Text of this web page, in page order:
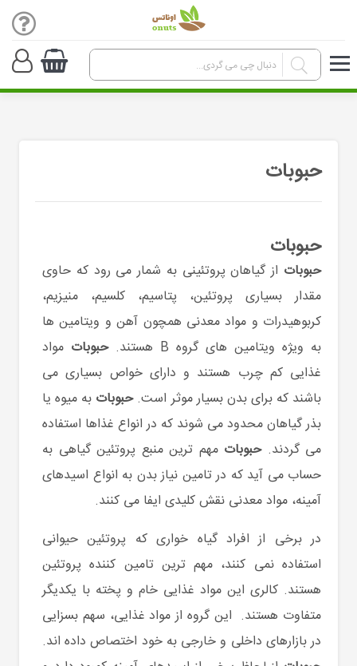
حبوبات
حبوبات
حبوبات از گیاهان پروتئینی به شمار می رود که حاوی
مقدار بسیاری پروتئین، پتاسیم، کلسیم، منیزیم،
کربوهیدرات و مواد معدنی همچون آهن و ویتامین ها
به ویژه ویتامین های گروه B هستند.
حبوبات مواد
غذایی کم چرب هستند و دارای خواص بسیاری می
باشند که برای بدن بسیار موثر است.حبوبات به میوه یا
بذر گیاهان محدود می شوند که در انواع غذاها استفاده
می گردند.حبوباتمهم ترین منبع پروتئین گیاهی به
حساب می آید که در تامین نیاز بدن به انواع اسیدهای
آمینه، مواد معدنی نقش کلیدی ایفا می کنند.
در برخی از افراد گیاه خواری که پروتئین حیوانی
استفاده نمی کنند، مهم ترین تامین کننده پروتئین
هستند. کالری این مواد غذایی خام و پخته با یکدیگر
متفاوت هستند. این گروه از مواد غذایی، سهم بسزایی
در بازارهای داخلی و خارجی به خود اختصاص داده اند.